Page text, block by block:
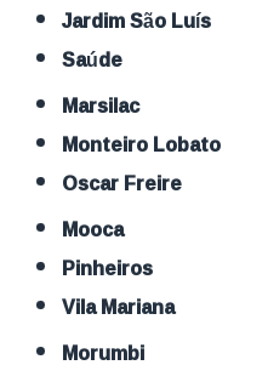
Jardim São Luís
Saúde
Marsilac
Monteiro Lobato
Oscar Freire
Mooca
Pinheiros
Vila Mariana
Morumbi